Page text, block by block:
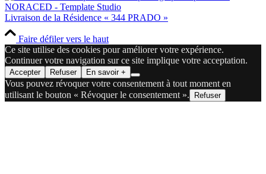
Livraison de la Résidence « 344 PRADO »
Faire défiler vers le haut
Ce site utilise des cookies pour améliorer votre expérience.
Continuer votre navigation sur ce site implique votre acceptation.
Accepter Refuser En savoir +
Vous pouvez révoquer votre consentement à tout moment en
utilisant le bouton « Révoquer le consentement ».
Refuser